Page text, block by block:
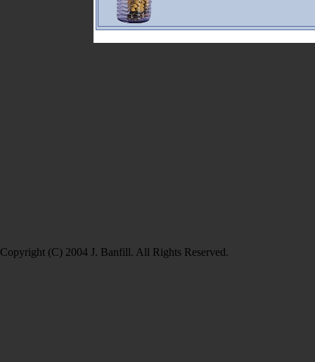
Copyright (C) 2004 J. Banfill. All Rights Reserved.